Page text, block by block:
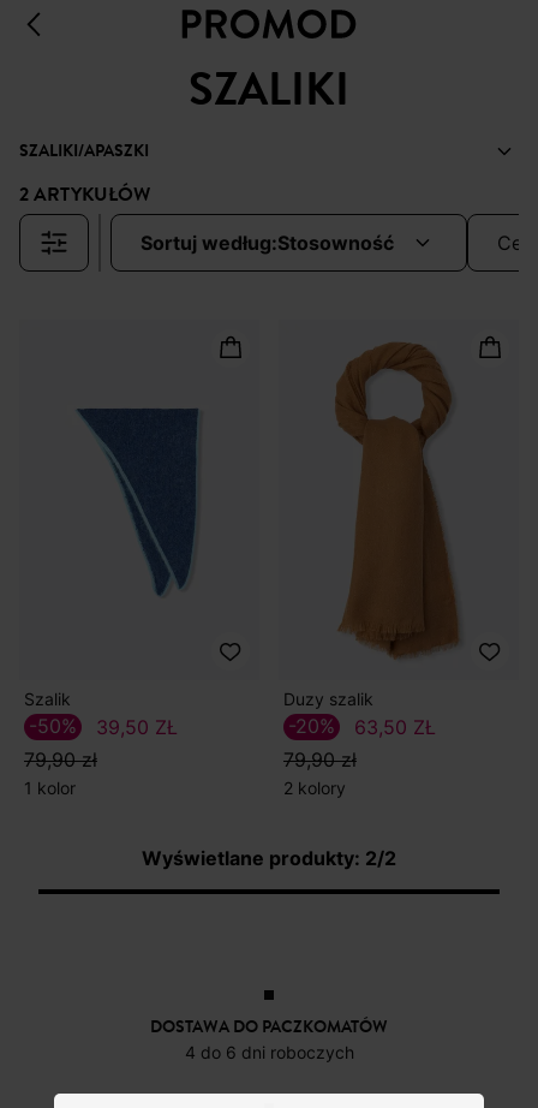
SZALIKI
SZALIKI/APASZKI
2 ARTYKUŁÓW
sortuj według: stosowność
Szalik
39,50 ZŁ
79,90 zł
-50%
1 kolor
Duzy szalik
63,50 ZŁ
79,90 zł
-20%
2 kolory
Wyświetlane produkty: 2/2
DOSTAWA DO PACZKOMATÓW
4 do 6 dni roboczych